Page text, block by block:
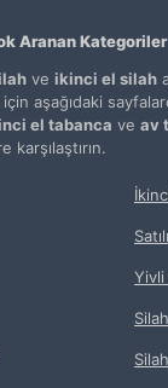
Aranan Kategoriler
ve ikinci el silah
için aşağıdaki
el tabanca ve av